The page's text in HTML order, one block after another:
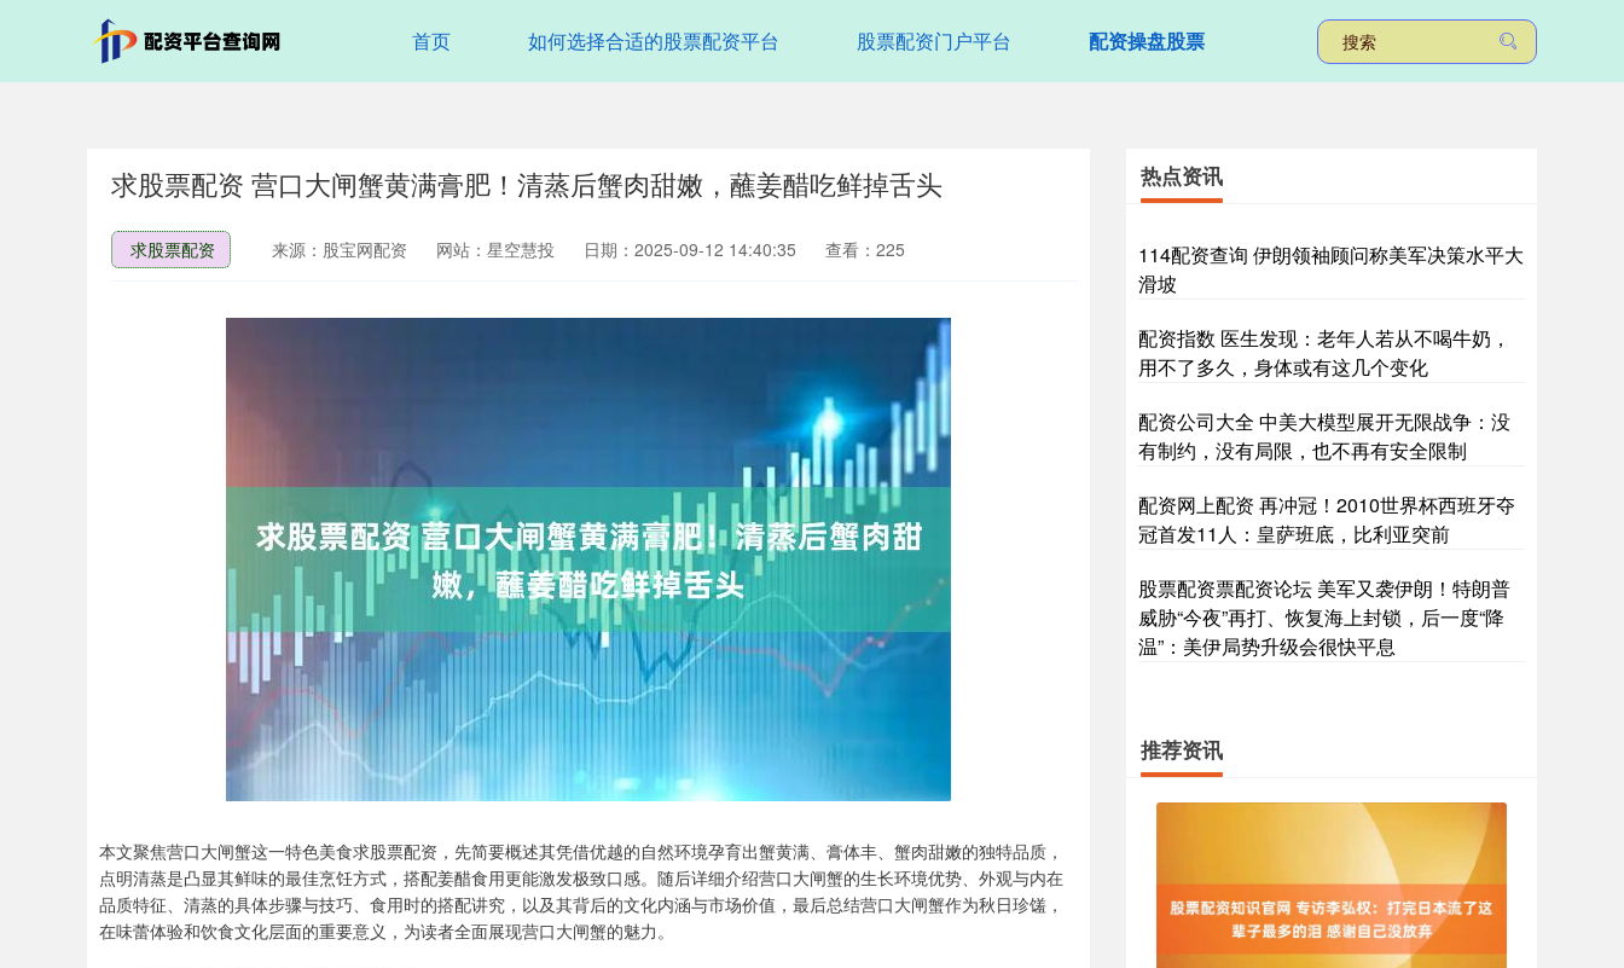
首页 如何选择合适的股票配资平台 股票配资门户平台 配资操盘股票
求股票配资 营口大闸蟹黄满膏肥！清蒸后蟹肉甜嫩，蘸姜醋吃鲜掉舌头
求股票配资 来源：股宝网配资 网站：星空慧投 日期：2025-09-12 14:40:35 查看：225
本文聚焦营口大闸蟹这一特色美食求股票配资，先简要概述其凭借优越的自然环境孕育出蟹黄满、膏体丰、蟹肉甜嫩的独特品质，
点明清蒸是凸显其鲜味的最佳烹饪方式，搭配姜醋食用更能激发极致口感。随后详细介绍营口大闸蟹的生长环境优势、外观与内在
品质特征、清蒸的具体步骤与技巧、食用时的搭配讲究，以及其背后的文化内涵与市场价值，最后总结营口大闸蟹作为秋日珍馐，
在味蕾体验和饮食文化层面的重要意义，为读者全面展现营口大闸蟹的魅力。
热点资讯
114配资查询 伊朗领袖顾问称美军决策水平大
滑坡
配资指数 医生发现：老年人若从不喝牛奶，
用不了多久，身体或有这几个变化
配资公司大全 中美大模型展开无限战争：没
有制约，没有局限，也不再有安全限制
配资网上配资 再冲冠！2010世界杯西班牙夺
冠首发11人：皇萨班底，比利亚突前
股票配资票配资论坛 美军又袭伊朗！特朗普
威胁“今夜”再打、恢复海上封锁，后一度“降
温”：美伊局势升级会很快平息
推荐资讯